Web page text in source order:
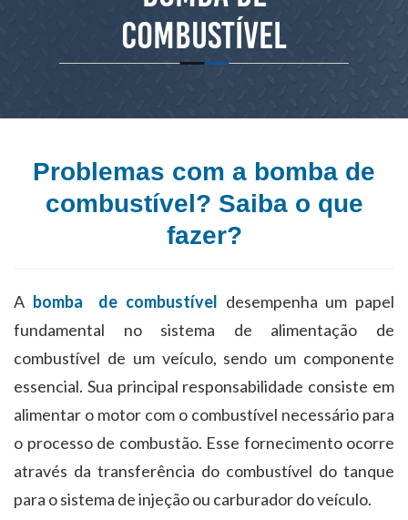
combustível
Problemas com a bomba de
combustível? Saiba o que
fazer?
A bomba de combustível desempenha um papel
fundamental no sistema de alimentação de
combustível de um veículo, sendo um componente
essencial. Sua principal responsabilidade consiste em
alimentar o motor com o combustível necessário para
o processo de combustão. Esse fornecimento ocorre
através da transferência do combustível do tanque
para o sistema de injeção ou carburador do veículo.